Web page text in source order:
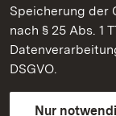
Speicherung der
nach § 25 Abs. 1
DSGVO.
Nur
Staatliche
Kontakt
Erklärung zur